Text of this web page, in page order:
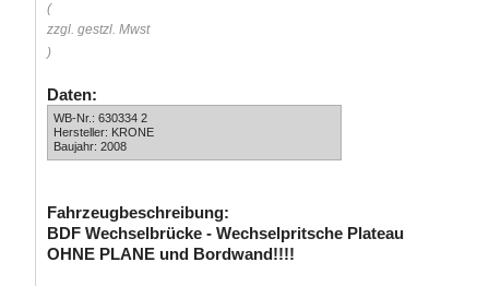
(
zzgl. gestzl. Mwst
)
Daten:
WB-Nr.: 630334 2
Hersteller: KRONE
Baujahr: 2008
Fahrzeugbeschreibung:
BDF Wechselbrücke - Wechselpritsche Plateau
OHNE PLANE und Bordwand!!!!